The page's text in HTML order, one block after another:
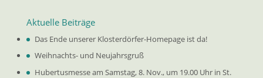
Aktuelle Beiträge
Das Ende unserer Klosterdörfer-Homepage ist da!
Weihnachts- und Neujahrsgruß
Hubertusmesse am Samstag, 8. Nov., um 19.00 Uhr in St.